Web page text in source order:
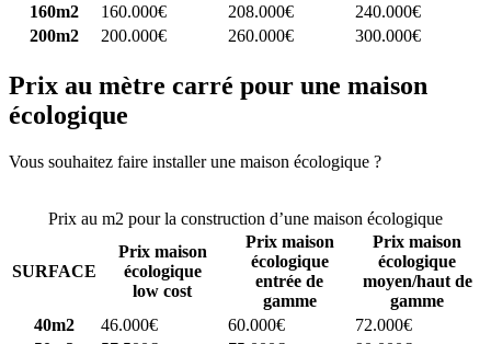
160m2
160.000€ 208.000€
240.000€
200m2
200.000€ 260.000€ 300.000€
Prix au mètre carré pour une maison
écologique
Vous souhaitez faire installer une maison écologique ?
Prix au m2 pour la construction d’une maison écologique
SURFACE
Prix maison
écologique
low cost
Prix maison
écologique
entrée de
gamme
Prix maison
écologique
moyen/haut de
gamme
40m2
46.000€ 60.000€
72.000€